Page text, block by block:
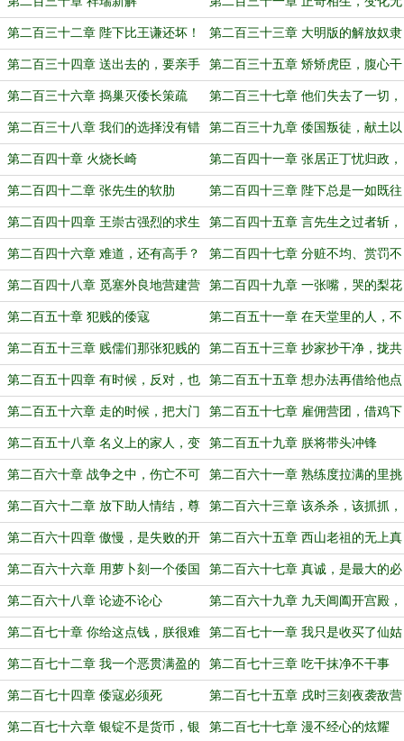
穷
第二百三十二章 陛下比王谦还坏！ 第二百三十三章 大明版的解放奴隶
宣言
第二百三十四章 送出去的，要亲手
拿回来才行
第二百三十五章 矫矫虎臣，腹心干
城
第二百三十六章 捣巢灭倭长策疏 第二百三十七章 他们失去了一切，
但是获得了自由
第二百三十八章 我们的选择没有错
（为白银盟主“暖阳1314”贺！）
第二百三十九章 倭国叛徒，献土以
求苟安
第二百四十章 火烧长崎 第二百四十一章 张居正丁忧归政，
王崇古忧惧逃亡
第二百四十二章 张先生的软肋 第二百四十三章 陛下总是一如既往
的有办法
第二百四十四章 王崇古强烈的求生
欲
第二百四十五章 言先生之过者斩，
勿论
第二百四十六章 难道，还有高手？ 第二百四十七章 分赃不均、赏罚不
明
第二百四十八章 觅塞外良地营建营
堡坚城
第二百四十九章 一张嘴，哭的梨花
带雨就是铁证
第二百五十章 犯贱的倭寇 第二百五十一章 在天堂里的人，不
会向往地狱
第二百五十三章 贱儒们那张犯贱的
嘴
第二百五十三章 抄家抄干净，拢共
分三步
第二百五十四章 有时候，反对，也
是一种配合
第二百五十五章 想办法再借给他点
儿
第二百五十六章 走的时候，把大门
带上
第二百五十七章 雇佣营团，借鸡下
蛋
第二百五十八章 名义上的家人，变
成真正的家人
第二百五十九章 朕将带头冲锋
第二百六十章 战争之中，伤亡不可
避免
第二百六十一章 熟练度拉满的里挑
外撅
第二百六十二章 放下助人情结，尊
重他人命运
第二百六十三章 该杀杀，该抓抓，
该拔舌头拔舌头
第二百六十四章 傲慢，是失败的开
始
第二百六十五章 西山老祖的无上真
经
第二百六十六章 用萝卜刻一个倭国
国王的印绶
第二百六十七章 真诚，是最大的必
杀技
第二百六十八章 论迹不论心 第二百六十九章 九天阊阖开宫殿，
万国衣冠拜冕旒
第二百七十章 你给这点钱，朕很难
做事
第二百七十一章 我只是收买了仙姑
的侍女
第二百七十二章 我一个恶贯满盈的
恶人，都觉得邪恶
第二百七十三章 吃干抹净不干事
第二百七十四章 倭寇必须死 第二百七十五章 戌时三刻夜袭敌营
第二百七十六章 银锭不是货币，银 第二百七十七章 漫不经心的炫耀